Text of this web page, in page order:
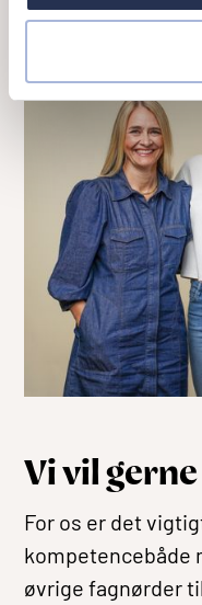
Vi vil
For os er det
kompetencebåde
øvrige fagnørder